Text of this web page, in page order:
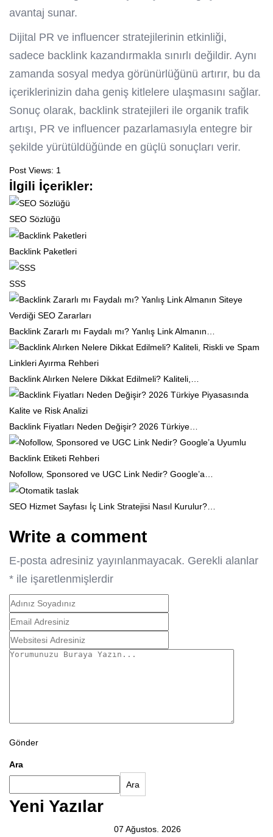
avantaj sunar.
Dijital PR ve influencer stratejilerinin etkinliği,
sadece backlink kazandırmakla sınırlı değildir. Aynı
zamanda sosyal medya görünürlüğünü artırır, bu da
içeriklerinizin daha geniş kitlelere ulaşmasını sağlar.
Sonuç olarak, backlink stratejileri ile organik trafik
artışı, PR ve influencer pazarlamasıyla entegre bir
şekilde yürütüldüğünde en güçlü sonuçları verir.
Post Views: 1
İlgili İçerikler:
SEO Sözlüğü
Backlink Paketleri
SSS
Backlink Zararlı mı Faydalı mı? Yanlış Link Almanın…
Backlink Alırken Nelere Dikkat Edilmeli? Kaliteli,…
Backlink Fiyatları Neden Değişir? 2026 Türkiye…
Nofollow, Sponsored ve UGC Link Nedir? Google’a…
SEO Hizmet Sayfası İç Link Stratejisi Nasıl Kurulur?…
Write a comment
E-posta adresiniz yayınlanmayacak. Gerekli alanlar
* ile işaretlenmişlerdir
Gönder
Ara
Ara
Yeni Yazılar
07 Ağustos. 2026